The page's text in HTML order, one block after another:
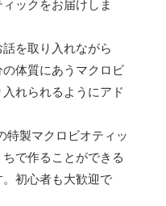
ックをお届けしま
を取り入れながら
体質にあうマクロビ
れられるようにアド
特製マクロビオティッ
で作ることができる
初心者も大歓迎で